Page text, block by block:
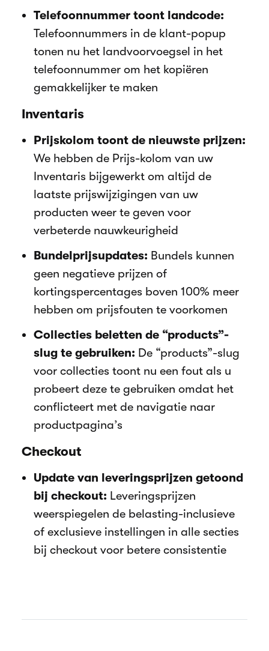
Telefoonnummer toont landcode:
Telefoonnummers in de klant-popup
tonen nu het landvoorvoegsel in het
telefoonnummer om het kopiëren
gemakkelijker te maken
Inventaris
Prijskolom toont de nieuwste prijzen:
We hebben de Prijs-kolom van uw
Inventaris bijgewerkt om altijd de
laatste prijswijzigingen van uw
producten weer te geven voor
verbeterde nauwkeurigheid
Bundelprijsupdates: Bundels kunnen
geen negatieve prijzen of
kortingspercentages boven 100% meer
hebben om prijsfouten te voorkomen
Collecties beletten de “products”-
slug te gebruiken: De “products”-slug
voor collecties toont nu een fout als u
probeert deze te gebruiken omdat het
conflicteert met de navigatie naar
productpagina’s
Checkout
Update van leveringsprijzen getoond
bij checkout: Leveringsprijzen
weerspiegelen de belasting-inclusieve
of exclusieve instellingen in alle secties
bij checkout voor betere consistentie